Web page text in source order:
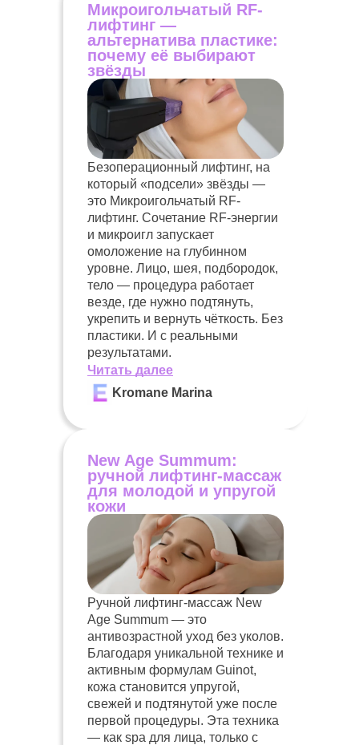
Микроигольчатый RF-
лифтинг —
альтернатива пластике:
почему её выбирают
звёзды
Безоперационный лифтинг, на
который «подсели» звёзды —
это Микроигольчатый RF-
лифтинг. Сочетание RF-энергии
и микроигл запускает
омоложение на глубинном
уровне. Лицо, шея, подбородок,
тело — процедура работает
везде, где нужно подтянуть,
укрепить и вернуть чёткость. Без
пластики. И с реальными
результатами.
Читать далее
Kromane Marina
New Age Summum:
ручной лифтинг-массаж
для молодой и упругой
кожи
Ручной лифтинг-массаж New
Age Summum — это
антивозрастной уход без уколов.
Благодаря уникальной технике и
активным формулам Guinot,
кожа становится упругой,
свежей и подтянутой уже после
первой процедуры. Эта техника
— как spa для лица, только с